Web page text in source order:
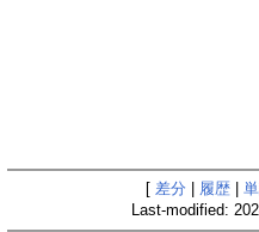
[ 差分 履歴|
Last-modified: